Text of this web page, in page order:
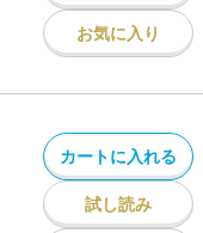
お気に入り
カートに入れる
試し読み